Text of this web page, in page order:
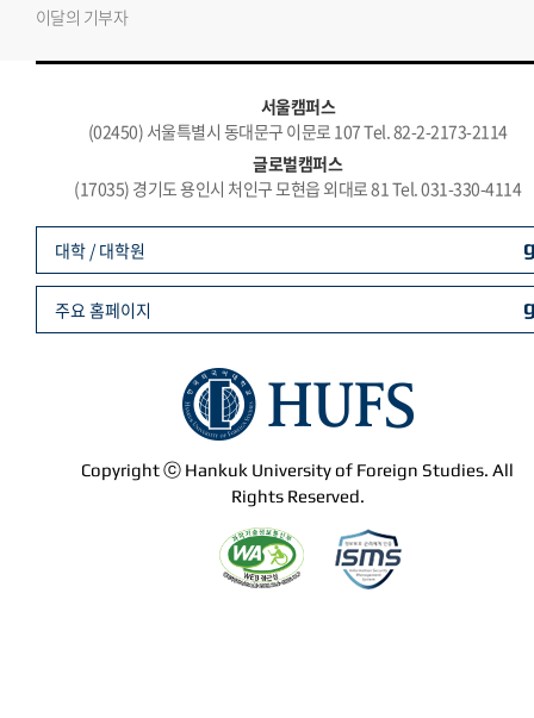
이달의 기부자
서울캠퍼스
(02450) 서울특별시 동대문구 이문로 107 Tel. 82-2-2173-2114
글로벌캠퍼스
(17035) 경기도 용인시 처인구 모현읍 외대로 81 Tel. 031-330-4114
Copyright ⓒ Hankuk University of Foreign Studies. All
Rights Reserved.
대학 / 대학원
주요 홈페이지